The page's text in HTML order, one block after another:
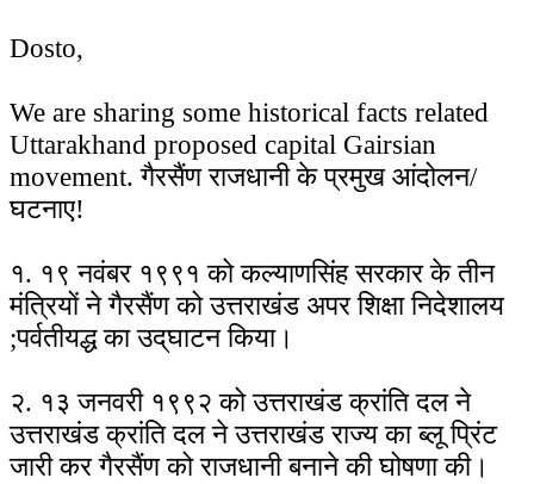
Dosto,
We are sharing some historical facts related
Uttarakhand proposed capital Gairsian
movement. गैरसैंण राजधानी के प्रमुख आंदोलन/
घटनाए!
१. १९ नवंबर १९९१ को कल्याणसिंह सरकार के तीन
मंत्रियों ने गैरसैंण को उत्तराखंड अपर शिक्षा निदेशालय
;पर्वतीयद्ध का उद्‌घाटन किया।
२. १३ जनवरी १९९२ को उत्तराखंड क्रांति दल ने
उत्तराखंड क्रांति दल ने उत्तराखंड राज्य का ब्लू प्रिंट
जारी कर गैरसैंण को राजधानी बनाने की घोषणा की।